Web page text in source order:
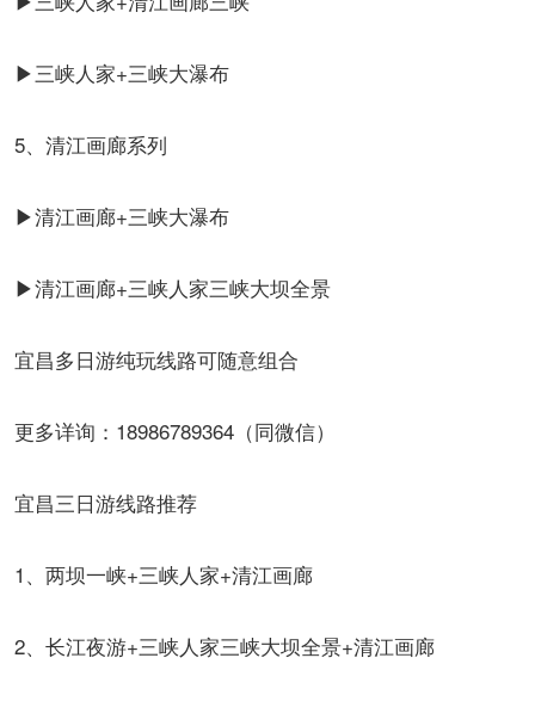
▶三峡人家+三峡大瀑布
5、清江画廊系列
▶清江画廊+三峡大瀑布
▶清江画廊+三峡人家三峡大坝全景
宜昌多日游纯玩线路可随意组合
更多详询：18986789364（同微信）
宜昌三日游线路推荐
1、两坝一峡+三峡人家+清江画廊
2、长江夜游+三峡人家三峡大坝全景+清江画廊